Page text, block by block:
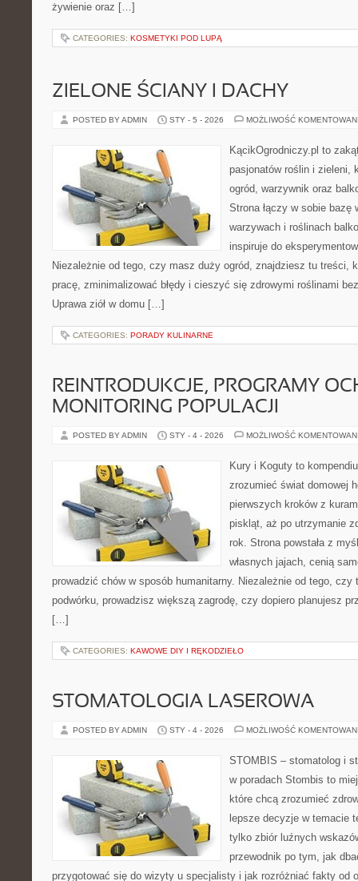
żywienie oraz […]
CATEGORIES: KOSMETYKI POD LUPĄ
ZIELONE ŚCIANY I DACHY
POSTED BY ADMIN STY - 5 - 2026 MOŻLIWOŚĆ
KącikOgrodniczy.pl to
pasjonatów roślin i zieleni,
ogród, warzywnik oraz
Strona łączy w sobie bazę
warzywach i roślinach
inspiruje do
Niezależnie od tego, czy masz duży ogród, znajdziesz tu treści,
pracę, zminimalizować błędy i cieszyć się zdrowymi roślinami
Uprawa ziół w domu […]
CATEGORIES: PORADY KULINARNE
REINTRODUKCJE, PROGRAMY
MONITORING POPULACJI
POSTED BY ADMIN STY - 4 - 2026 MOŻLIWOŚĆ
Kury i Koguty to
zrozumieć świat domowej
pierwszych kroków z
piskląt, aż po utrzymanie
rok. Strona powstała z
własnych jajach, cenią
prowadzić chów w sposób humanitarny. Niezależnie od tego,
podwórku, prowadzisz większą zagrodę, czy dopiero planujesz
[…]
CATEGORIES: KAWOWE DIY I RĘKODZIEŁO
STOMATOLOGIA LASEROWA
POSTED BY ADMIN STY - 4 - 2026 MOŻLIWOŚĆ
STOMBIS – stomatolog i
w poradach Stombis to
które chcą zrozumieć
lepsze decyzje w temacie
tylko zbiór luźnych
przewodnik po tym, jak
przygotować się do wizyty u specjalisty i jak rozróżniać fakty od